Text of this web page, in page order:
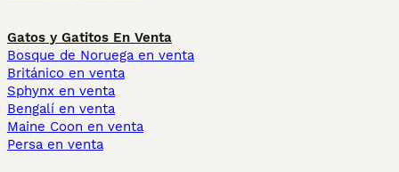
Gatos y Gatitos En Venta
Bosque de Noruega en venta
Británico en venta
Sphynx en venta
Bengalí en venta
Maine Coon en venta
Persa en venta